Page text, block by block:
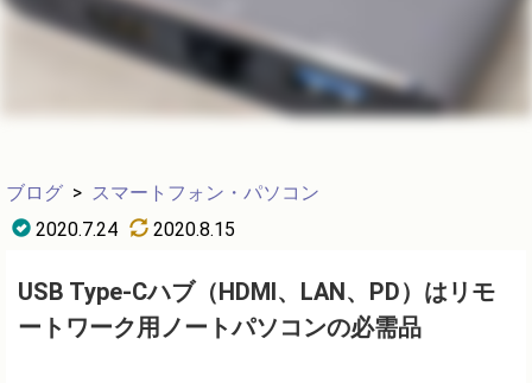
ブログ > スマートフォン・パソコン
2020.7.24
2020.8.15
USB Type-Cハブ（HDMI、LAN、PD）はリモ
ートワーク用ノートパソコンの必需品